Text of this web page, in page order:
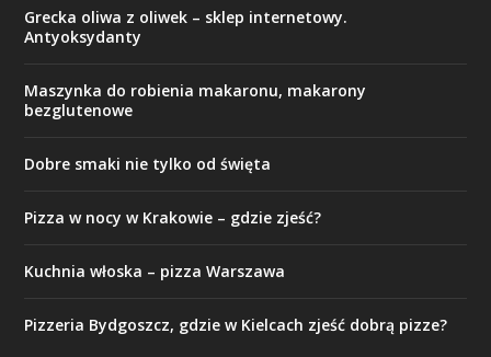
Grecka oliwa z oliwek – sklep internetowy.
Antyoksydanty
Maszynka do robienia makaronu, makarony
bezglutenowe
Dobre smaki nie tylko od święta
Pizza w nocy w Krakowie – gdzie zjeść?
Kuchnia włoska – pizza Warszawa
Pizzeria Bydgoszcz, gdzie w Kielcach zjeść dobrą pizze?